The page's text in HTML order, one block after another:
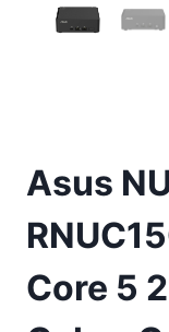
Asus
Core 5